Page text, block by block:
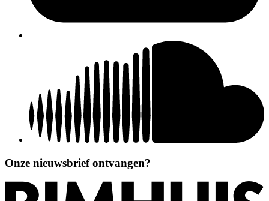
Onze nieuwsbrief ontvangen?